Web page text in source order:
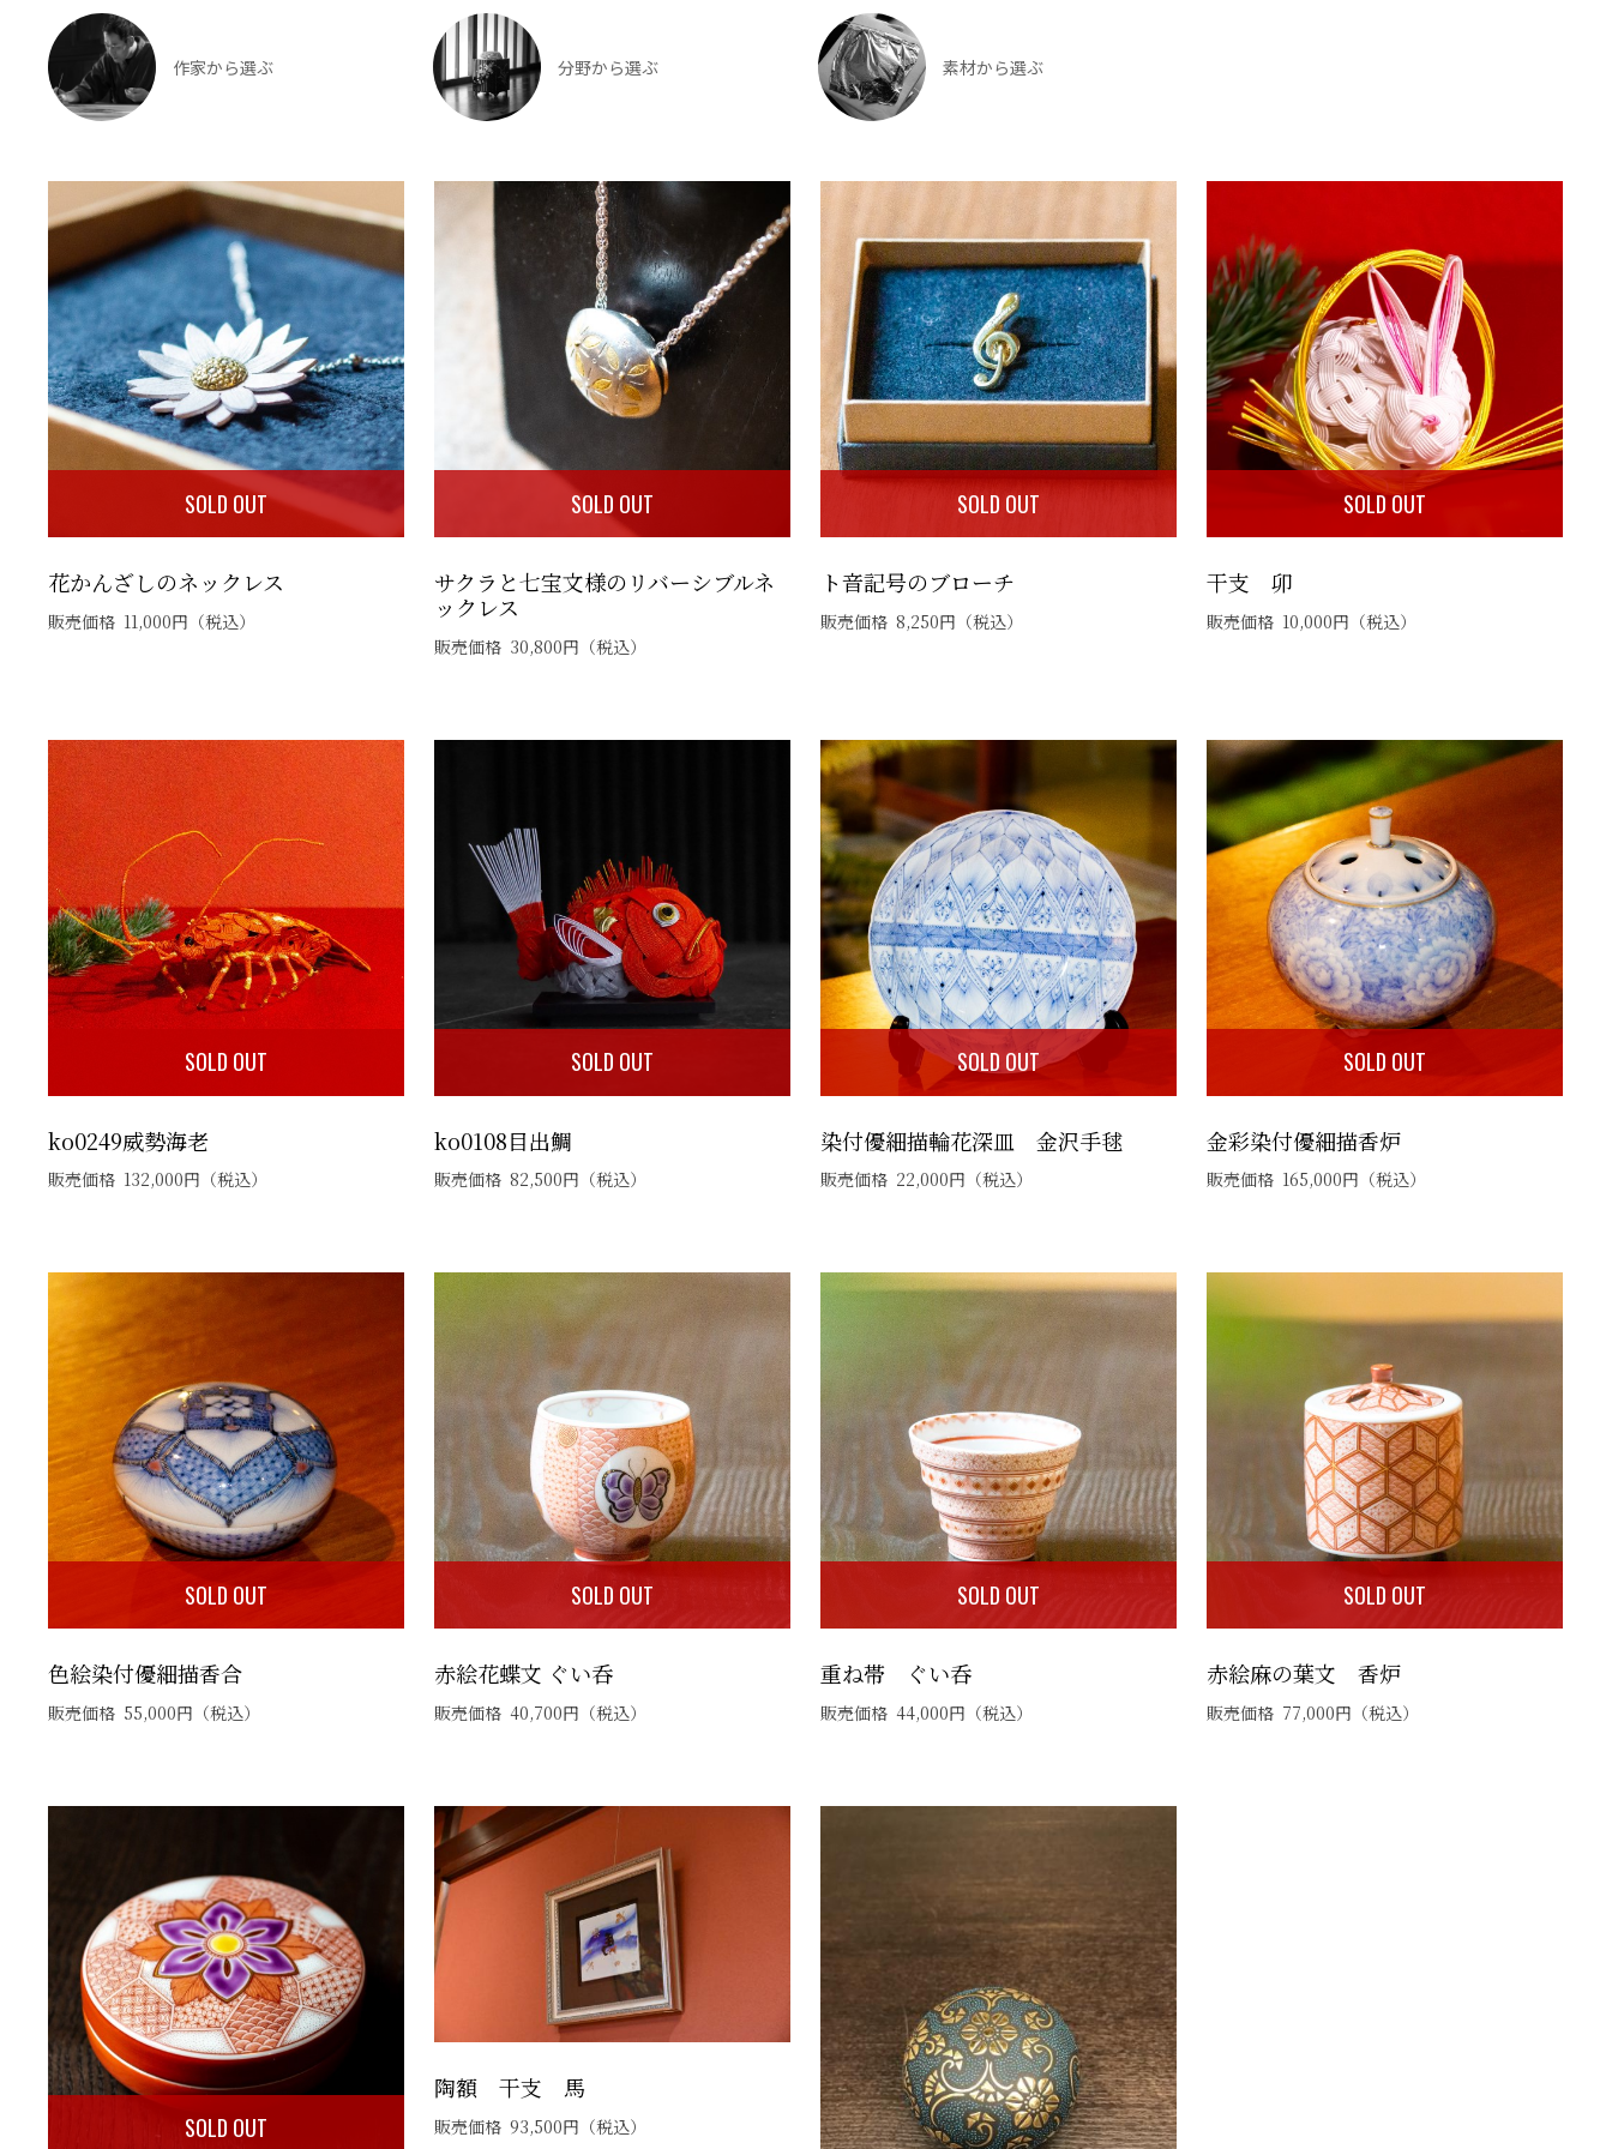
作家から選ぶ 分野から選ぶ 素材から選ぶ
SOLD OUT
花かんざしのネックレス
販売価格 11,000円 （税込）
SOLD OUT
サクラと七宝文様のリバーシブルネ
ックレス
販売価格 30,800円 （税込）
SOLD OUT
ト音記号のブローチ
販売価格 8,250円 （税込）
SOLD OUT
干支 卯
販売価格 10,000円 （税込）
SOLD OUT
ko0249威勢海老
販売価格 132,000円 （税込）
SOLD OUT
ko0108目出鯛
販売価格 82,500円 （税込）
SOLD OUT
染付優細描輪花深皿 金沢手毬
販売価格 22,000円 （税込）
SOLD OUT
金彩染付優細描香炉
販売価格 165,000円 （税込）
SOLD OUT
色絵染付優細描香合
販売価格 55,000円 （税込）
SOLD OUT
赤絵花蝶文 ぐい呑
販売価格 40,700円 （税込）
SOLD OUT
重ね帯 ぐい呑
販売価格 44,000円 （税込）
SOLD OUT
赤絵麻の葉文 香炉
販売価格 77,000円 （税込）
SOLD OUT
陶額 干支 馬
販売価格 93,500円 （税込）